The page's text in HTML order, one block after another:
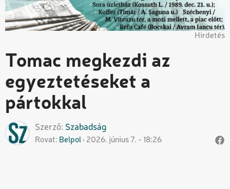
Hirdetés
Tomac megkezdi az
egyeztetéseket a
pártokkal
Szerző Szabadság
Rovat Belpol 2026. június 7. - 18:26